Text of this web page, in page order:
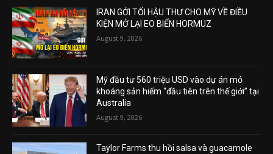
IRAN GỞI TỐI HẬU THƯ CHO MỸ VỀ ĐIỀU
KIỆN MỞ LẠI EO BIỂN HORMUZ
August 9, 2026
Mỹ đầu tư 560 triệu USD vào dự án mỏ
khoáng sản hiếm “đầu tiên trên thế giới” tại
Australia
August 9, 2026
Taylor Farms thu hồi salsa và guacamole